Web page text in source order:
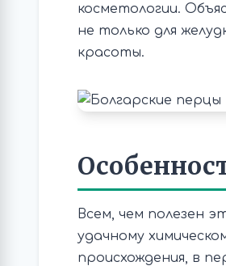
косметологии.
не только для
красоты.
Всем, чем полезен
удачному
происхождения, в